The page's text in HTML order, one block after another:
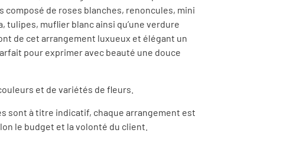
composé de roses blanches, renoncules, mini
tulipes, muflier blanc ainsi qu’une verdure
de cet arrangement luxueux et élégant un
pour exprimer avec beauté une douce
et de variétés de fleurs.
sont à titre indicatif, chaque arrangement est
le budget et la volonté du client.